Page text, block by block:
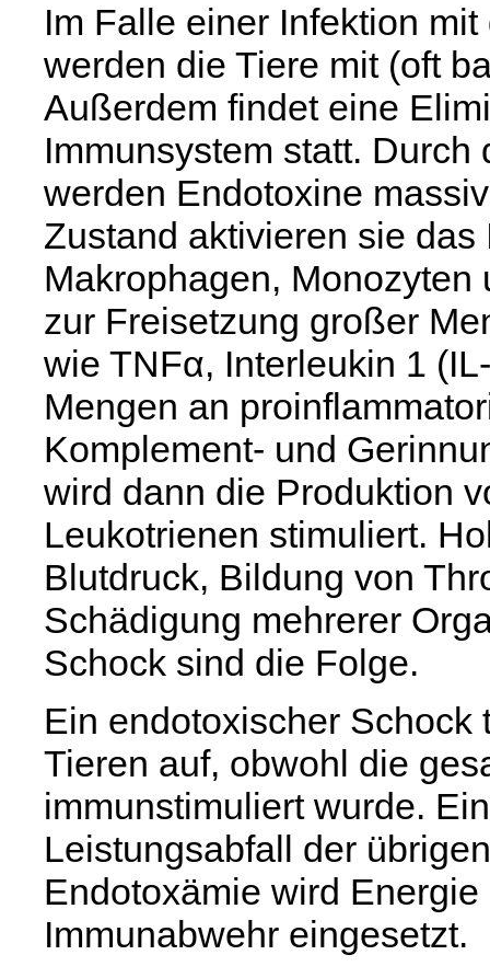
Im Falle einer Infektion
werden die Tiere mit (oft
Außerdem findet eine
Immunsystem statt.
werden Endotoxine
Zustand aktivieren sie
Makrophagen,
zur Freisetzung großer
wie TNFα, Interleukin 1
Mengen an
Komplement- und
wird dann die Produktion
Leukotrienen stimuliert.
Blutdruck, Bildung von
Schädigung mehrerer
Schock sind die Folge.
Ein endotoxischer
Tieren auf, obwohl die
immunstimuliert wurde.
Leistungsabfall der
Endotoxämie wird
Immunabwehr eingesetzt.